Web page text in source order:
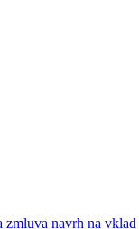
zmluva navrh na vklad